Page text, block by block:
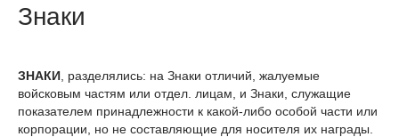
Знаки
ЗНАКИ , разделялись: на Знаки отличий, жалуемые
войсковым частям или отдел. лицам, и Знаки, служащие
показателем принадлежности к какой-либо особой части или
корпорации, но не составляющие для носителя их награды.